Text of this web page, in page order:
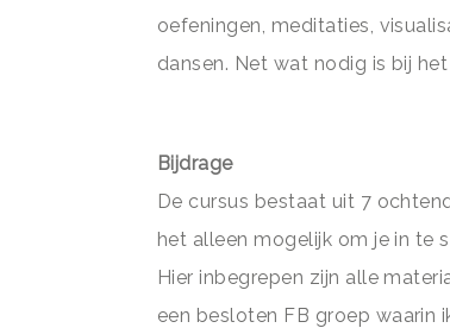
oefeningen, meditaties,
dansen. Net wat nodig is bij
Bijdrage
De cursus bestaat uit 7
het alleen mogelijk om je in te
Hier inbegrepen zijn alle
een besloten FB groep waarin